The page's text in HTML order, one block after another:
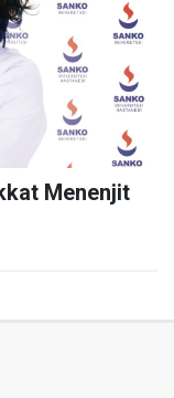
Menenjit